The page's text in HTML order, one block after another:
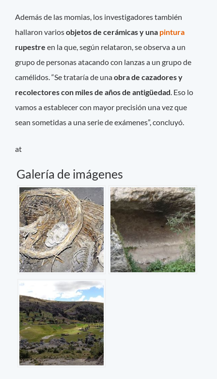
Además de las momias, los investigadores también
hallaron variosobjetos de cerámicas y una pintura
rupestreen la que, según relataron, se observa a un
grupo de personas atacando con lanzas a un grupo de
camélidos. “Se trataría de unaobra de cazadores y
recolectores con miles de años de antigüedad. Eso lo
vamos a establecer con mayor precisión una vez que
sean sometidas a una serie de exámenes”, concluyó.
at
Galería de imágenes